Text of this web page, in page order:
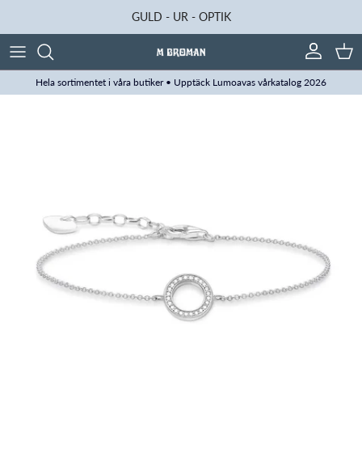
GULD - UR - OPTIK
Konto
Hela sortimentet i våra butiker • Upptäck Lumoavas vårkatalog 2026